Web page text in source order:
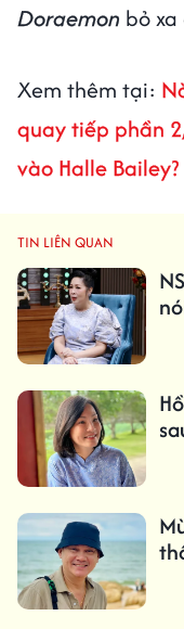
Doraemon bỏ
Xem thêm tại:
quay tiếp phần
vào Halle Bailey?
TIN LIÊN QUAN